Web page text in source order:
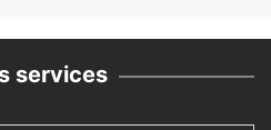
services